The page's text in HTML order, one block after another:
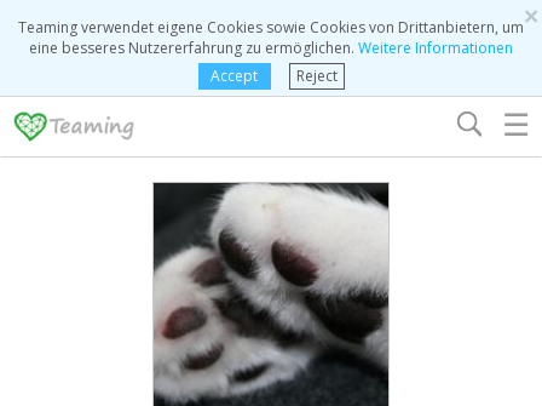
×
Teaming verwendet eigene Cookies sowie Cookies von Drittanbietern, um
eine besseres Nutzererfahrung zu ermöglichen. Weitere Informationen
Accept
Reject
☰